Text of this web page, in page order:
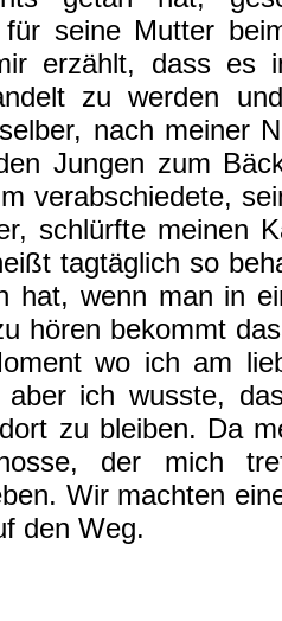
seine Mutter
erzählt, dass es
zu werden
nach meiner
Jungen zum
verabschiedete,
schlürfte meinen
tagtäglich so
hat, wenn man in
hören bekommt
wo ich am
aber ich wusste,
zu bleiben. Da
der mich
Wir machten
den Weg.